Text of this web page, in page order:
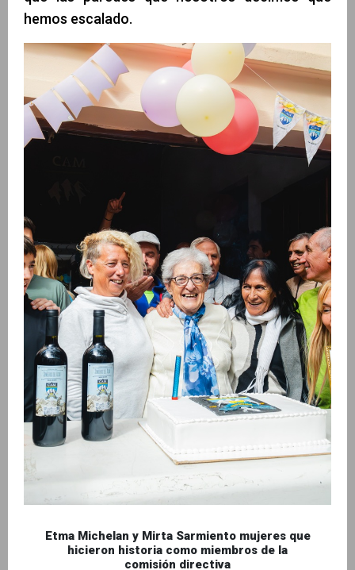
hemos escalado.
Etma Michelan y Mirta Sarmiento mujeres que
hicieron historia como miembros de la
comisión directiva